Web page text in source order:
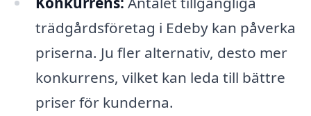
trädgårdsföretag i Edeby kan påverka
priserna. Ju fler alternativ, desto mer
konkurrens, vilket kan leda till bättre
priser för kunderna.